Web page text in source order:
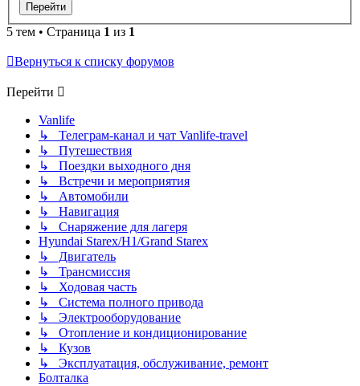
5 тем • Страница 1 из 1
Вернуться к списку форумов
Перейти
Vanlife
↳ Телеграм-канал и чат Vanlife-travel
↳ Путешествия
↳ Поездки выходного дня
↳ Встречи и мероприятия
↳ Автомобили
↳ Навигация
↳ Снаряжение для лагеря
Hyundai Starex/H1/Grand Starex
↳ Двигатель
↳ Трансмиссия
↳ Ходовая часть
↳ Система полного привода
↳ Электрооборудование
↳ Отопление и кондиционирование
↳ Кузов
↳ Эксплуатация, обслуживание, ремонт
Болталка